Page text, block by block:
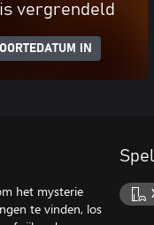
vergrendeld
IN
het mysterie
te vinden, los